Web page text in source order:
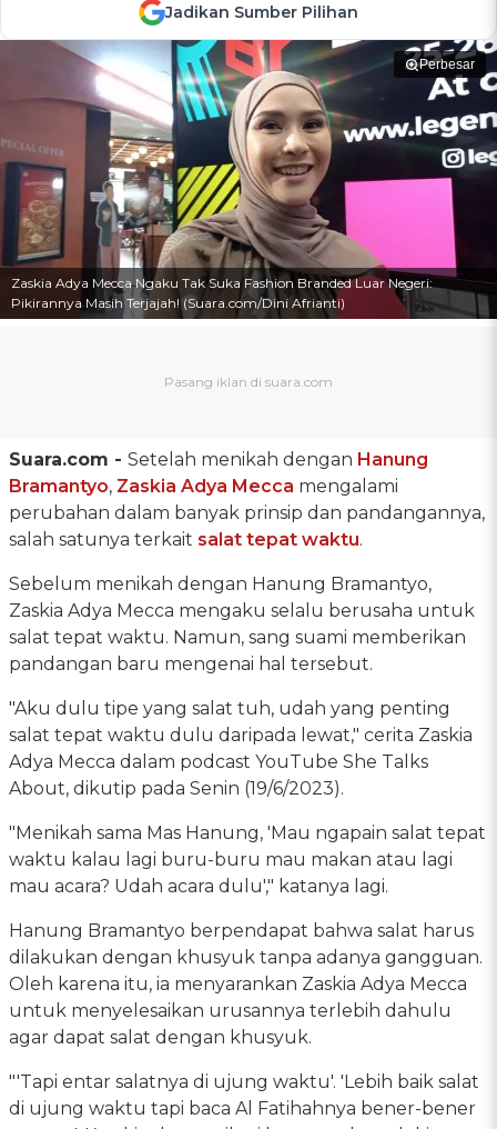
Jadikan Sumber Pilihan
Perbesar
Zaskia Adya Mecca Ngaku Tak Suka Fashion Branded Luar Negeri:
Pikirannya Masih Terjajah! (Suara.com/Dini Afrianti)
Suara.com - Setelah menikah dengan Hanung
Bramantyo, Zaskia Adya Mecca mengalami
perubahan dalam banyak prinsip dan pandangannya,
salah satunya terkait salat tepat waktu.
Sebelum menikah dengan Hanung Bramantyo,
Zaskia Adya Mecca mengaku selalu berusaha untuk
salat tepat waktu. Namun, sang suami memberikan
pandangan baru mengenai hal tersebut.
"Aku dulu tipe yang salat tuh, udah yang penting
salat tepat waktu dulu daripada lewat," cerita Zaskia
Adya Mecca dalam podcast YouTube She Talks
About, dikutip pada Senin (19/6/2023).
"Menikah sama Mas Hanung, 'Mau ngapain salat tepat
waktu kalau lagi buru-buru mau makan atau lagi
mau acara? Udah acara dulu'," katanya lagi.
Hanung Bramantyo berpendapat bahwa salat harus
dilakukan dengan khusyuk tanpa adanya gangguan.
Oleh karena itu, ia menyarankan Zaskia Adya Mecca
untuk menyelesaikan urusannya terlebih dahulu
agar dapat salat dengan khusyuk.
"'Tapi entar salatnya di ujung waktu'. 'Lebih baik salat
di ujung waktu tapi baca Al Fatihahnya bener-bener